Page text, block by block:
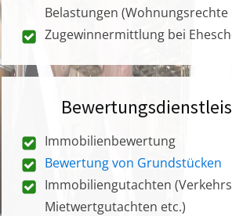
Belastungen (Wohnungsrechte
Zugewinnermittlung bei
Immobilienbewertung
Bewertung von Grundstücken
Immobiliengutachten
Mietwertgutachten etc.)